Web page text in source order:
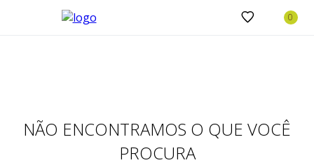
NÃO ENCONTRAMOS O QUE VOCÊ
PROCURA